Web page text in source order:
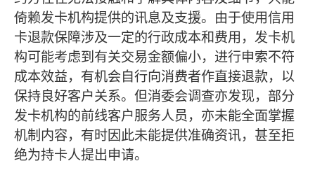
倚赖发卡机构提供的讯息及支援。由于使用信用
卡退款保障涉及一定的行政成本和费用，发卡机
构可能考虑到有关交易金额偏小，进行申索不符
成本效益，有机会自行向消费者作直接退款，以
保持良好客户关系。但消委会调查亦发现，部分
发卡机构的前线客户服务人员，亦未能全面掌握
机制内容，有时因此未能提供准确资讯，甚至拒
绝为持卡人提出申请。